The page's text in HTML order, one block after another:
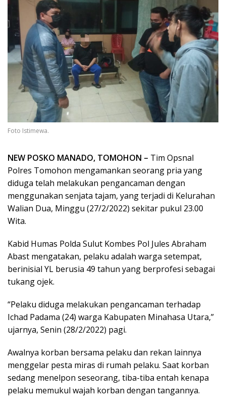
Foto Istimewa.
NEW POSKO MANADO, TOMOHON – Tim Opsnal
Polres Tomohon mengamankan seorang pria yang
diduga telah melakukan pengancaman dengan
menggunakan senjata tajam, yang terjadi di Kelurahan
Walian Dua, Minggu (27/2/2022) sekitar pukul 23.00
Wita.
Kabid Humas Polda Sulut Kombes Pol Jules Abraham
Abast mengatakan, pelaku adalah warga setempat,
berinisial YL berusia 49 tahun yang berprofesi sebagai
tukang ojek.
“Pelaku diduga melakukan pengancaman terhadap
Ichad Padama (24) warga Kabupaten Minahasa Utara,”
ujarnya, Senin (28/2/2022) pagi.
Awalnya korban bersama pelaku dan rekan lainnya
menggelar pesta miras di rumah pelaku. Saat korban
sedang menelpon seseorang, tiba-tiba entah kenapa
pelaku memukul wajah korban dengan tangannya.